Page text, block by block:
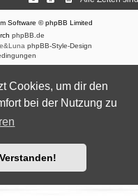
Cookies, um dir den
bei der Nutzung zu
Verstanden!
Software © phpBB Limited
phpBB.de
phpBB-Style-Design